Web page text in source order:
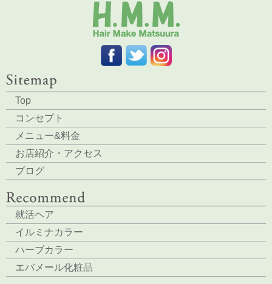
Top
コンセプト
メニュー&料金
お店紹介・アクセス
ブログ
就活ヘア
イルミナカラー
ハーブカラー
エバメール化粧品